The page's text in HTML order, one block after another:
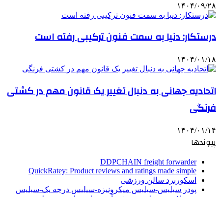
۱۴۰۴/۰۹/۲۸
درستکار: دنیا به سمت فنون ترکیبی رفته است
۱۴۰۴/۰۱/۱۸
اتحادیه جهانی به دنبال تغییر یک قانون مهم در کشتی
فرنگی
۱۴۰۴/۰۱/۱۴
پیوندها
DDPCHAIN freight forwarder
QuickRatey: Product reviews and ratings made simple
اسکوربرد سالن ورزشی
پودر سیلیس-سیلیس میکرونیزه-سیلیس درجه یک-سیلیس